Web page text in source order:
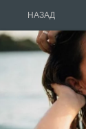
НАЗАД